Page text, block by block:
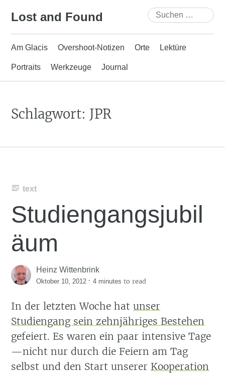
Lost and Found
Suchen
nach:
Am Glacis Overshoot-Notizen Orte Lektüre
Portraits Werkzeuge Journal
Schlagwort: JPR
text
Studiengangsjubil
äum
Heinz Wittenbrink
Oktober 10, 2012 ·4 minutes to read
In der letzten Woche hatunser
Studiengang sein zehnjähriges Bestehen
gefeiert. Es waren ein paar intensive Tage
—nicht nur durch die Feiern am Tag
selbst und den Start unserer Kooperation